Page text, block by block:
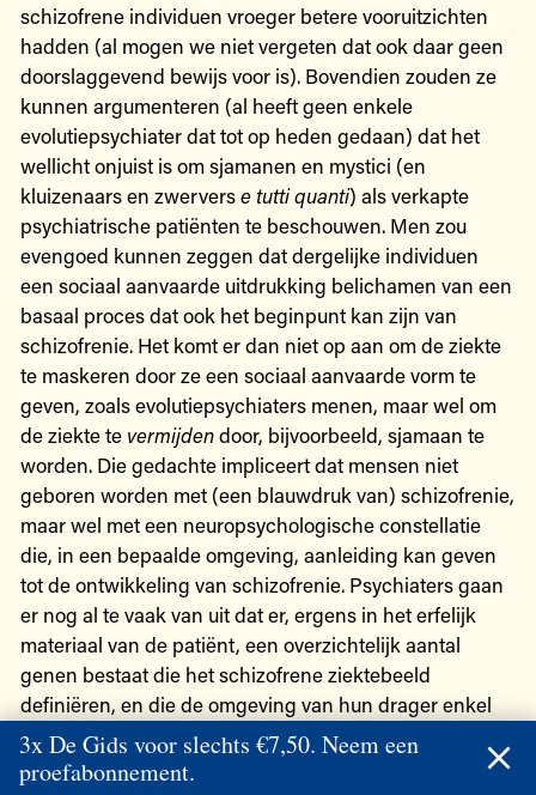
schizofrene individuen vroeger betere vooruitzichten
hadden (al mogen we niet vergeten dat ook daar geen
doorslaggevend bewijs voor is). Bovendien zouden ze
kunnen argumenteren (al heeft geen enkele
evolutiepsychiater dat tot op heden gedaan) dat het
wellicht onjuist is om sjamanen en mystici (en
kluizenaars en zwerverse tutti quanti) als verkapte
psychiatrische patiënten te beschouwen. Men zou
evengoed kunnen zeggen dat dergelijke individuen
een sociaal aanvaarde uitdrukking belichamen van een
basaal proces dat ook het beginpunt kan zijn van
schizofrenie. Het komt er dan niet op aan om de ziekte
te maskeren door ze een sociaal aanvaarde vorm te
geven, zoals evolutiepsychiaters menen, maar wel om
de ziekte te vermijdendoor, bijvoorbeeld, sjamaan te
worden. Die gedachte impliceert dat mensen niet
geboren worden met (een blauwdruk van) schizofrenie,
maar wel met een neuropsychologische constellatie
die, in een bepaalde omgeving, aanleiding kan geven
tot de ontwikkeling van schizofrenie. Psychiaters gaan
er nog al te vaak van uit dat er, ergens in het erfelijk
materiaal van de patiënt, een overzichtelijk aantal
genen bestaat die het schizofrene ziektebeeld
definiëren, en die de omgeving van hun drager enkel
nodig hebben om (al dan niet) tot uitdrukking te komen.
Deze zienswijze, die bekendstaat als de ‘biomedische’
3x De Gids voor slechts €7,50. Neem een
proefabonnement.